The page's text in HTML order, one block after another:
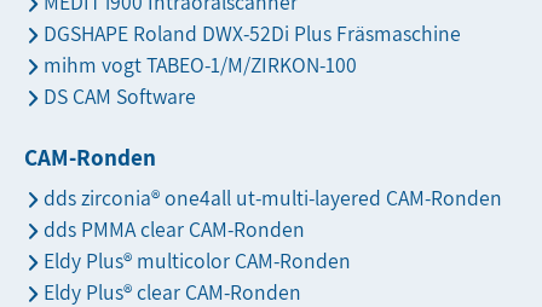
DGSHAPE Roland DWX-52Di Plus Fräsmaschine
mihm vogt TABEO-1/M/ZIRKON-100
DS CAM Software
CAM-Ronden
dds zirconia® one4all ut-multi-layered CAM-Ronden
dds PMMA clear CAM-Ronden
Eldy Plus® multicolor CAM-Ronden
Eldy Plus® clear CAM-Ronden